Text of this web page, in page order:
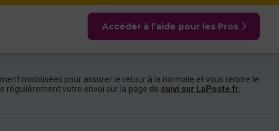
Accéder à l’aide pour les Pros
mobilisées pour assurer le retour à la normale et vous rendre le
régulièrement votre envoi sur la page de suivi sur LaPoste.fr.